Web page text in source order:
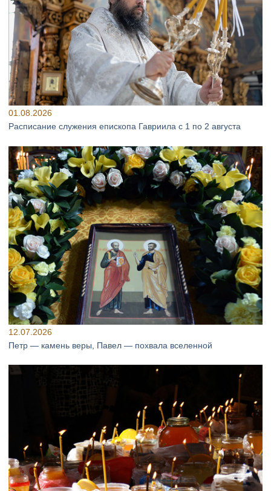
01.08.2026
Расписание служения епископа Гавриила с 1 по 2 августа
12.07.2026
Петр — камень веры, Павел — похвала вселенной